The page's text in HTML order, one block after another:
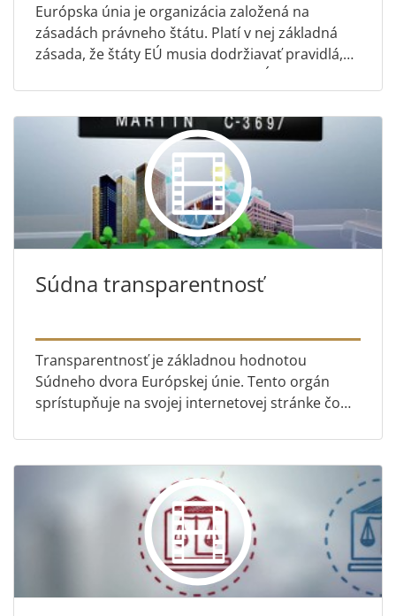
Európska únia je organizácia založená na
zásadách právneho štátu. Platí v nej základná
zásada, že štáty EÚ musia dodržiavať pravidlá,
ktoré spoločne prijímajú v rámci EÚ. Väčšinou to
ide bez ťažkostí,...
Súdna transparentnosť
Transparentnosť je základnou hodnotou
Súdneho dvora Európskej únie. Tento orgán
sprístupňuje na svojej internetovej stránke čo
generálnych advokátov a ďal...